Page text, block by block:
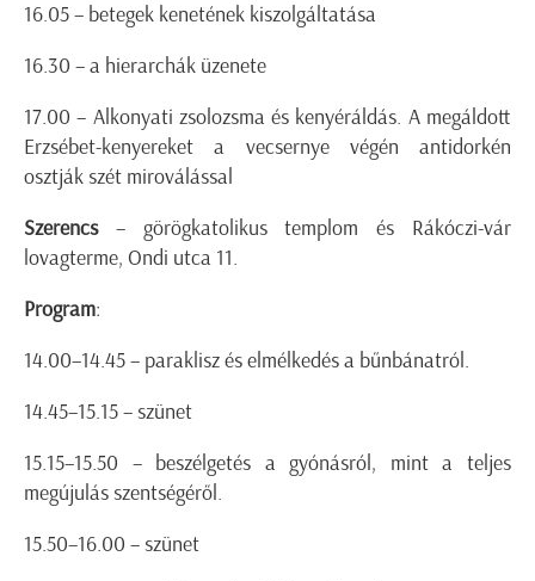
16.05 – betegek kenetének kiszolgáltatása
16.30 – a hierarchák üzenete
17.00 – Alkonyati zsolozsma és kenyéráldás. A megáldott
Erzsébet-kenyereket a vecsernye végén antidorkén
osztják szét miroválással
Szerencs– görögkatolikus templom és Rákóczi-vár
lovagterme, Ondi utca 11.
Program:
14.00–14.45 – paraklisz és elmélkedés a bűnbánatról.
14.45–15.15 – szünet
15.15–15.50 – beszélgetés a gyónásról, mint a teljes
megújulás szentségéről.
15.50–16.00 – szünet